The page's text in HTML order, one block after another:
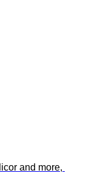
and more,